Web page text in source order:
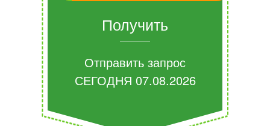
Получить
Отправить запрос
СЕГОДНЯ 07.08.2026